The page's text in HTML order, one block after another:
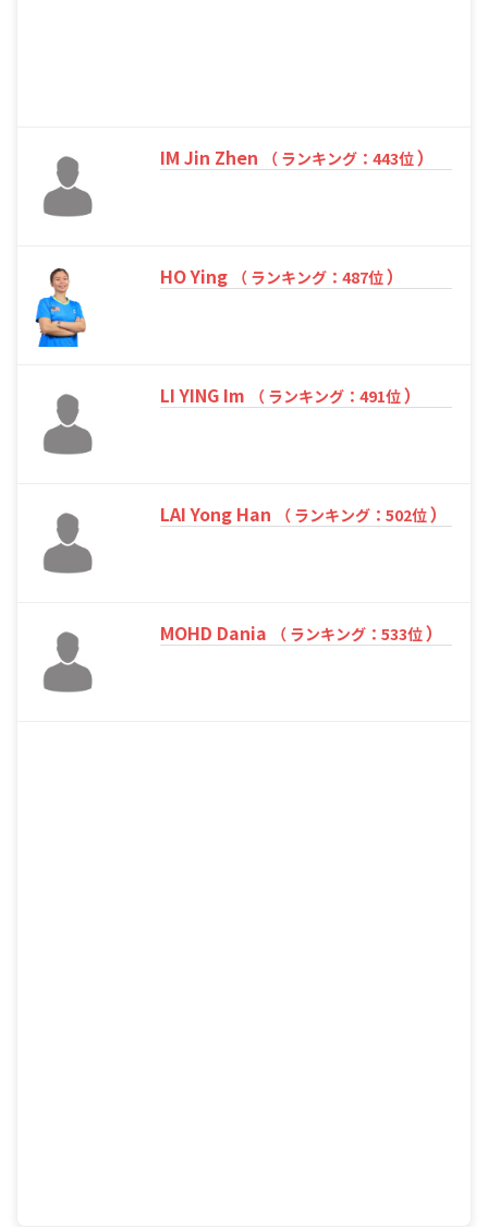
IM Jin Zhen （ ランキング：443位）
HO Ying （ ランキング：487位）
LI YING Im （ ランキング：491位）
LAI Yong Han （ ランキング：502位）
MOHD Dania （ ランキング：533位）